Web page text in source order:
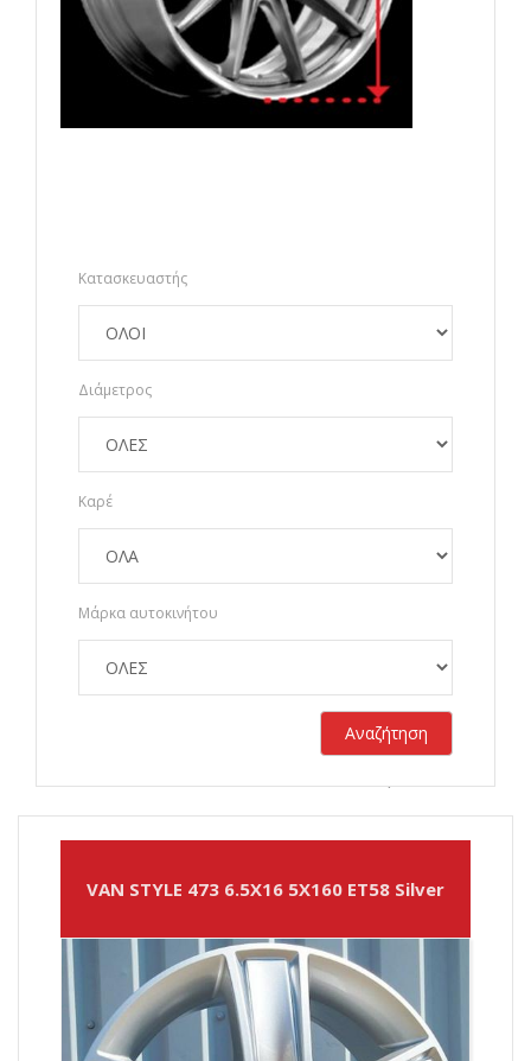
Κατασκευαστής
Διάμετρος
Καρέ
Μάρκα αυτοκινήτου
Αναζήτηση
VAN STYLE 473 6.5X16 5X160 ET58 Silver